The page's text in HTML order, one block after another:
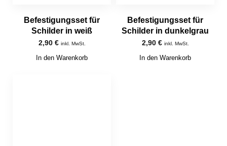
Befestigungsset für
Schilder in weiß
2,90 € inkl. MwSt.
In den Warenkorb
Befestigungsset für
Schilder in dunkelgrau
2,90 € inkl. MwSt.
In den Warenkorb